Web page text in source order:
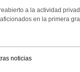
a la actividad
en la primera
noticias